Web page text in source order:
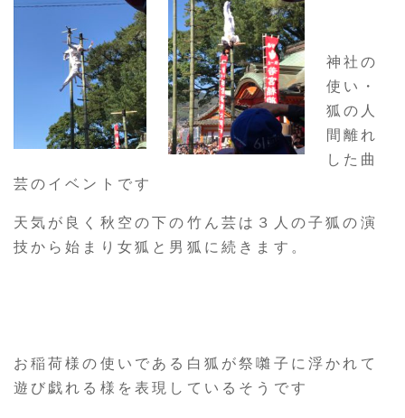
神社の
使い・
狐の人
間離れ
した曲
芸のイベントです
天気が良く秋空の下の竹ん芸は３人の子狐の演
技から始まり女狐と男狐に続きます。
お稲荷様の使いである白狐が祭囃子に浮かれて
遊び戯れる様を表現しているそうです